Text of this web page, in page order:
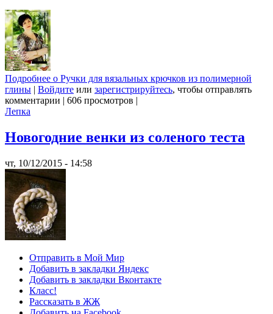
Подробнее о Ручки для вязальных крючков из полимерной
глины | Войдите или зарегистрируйтесь, чтобы отправлять
комментарии | 606 просмотров |
Лепка
Новогодние венки из соленого теста
чт, 10/12/2015 - 14:58
Отправить в Мой Мир
Добавить в закладки Яндекс
Добавить в закладки Вконтакте
Класс!
Рассказать в ЖЖ